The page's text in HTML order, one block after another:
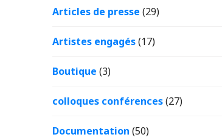
Articles de presse (29)
Artistes engagés(17)
Boutique (3)
colloques conférences(27)
Documentation (50)